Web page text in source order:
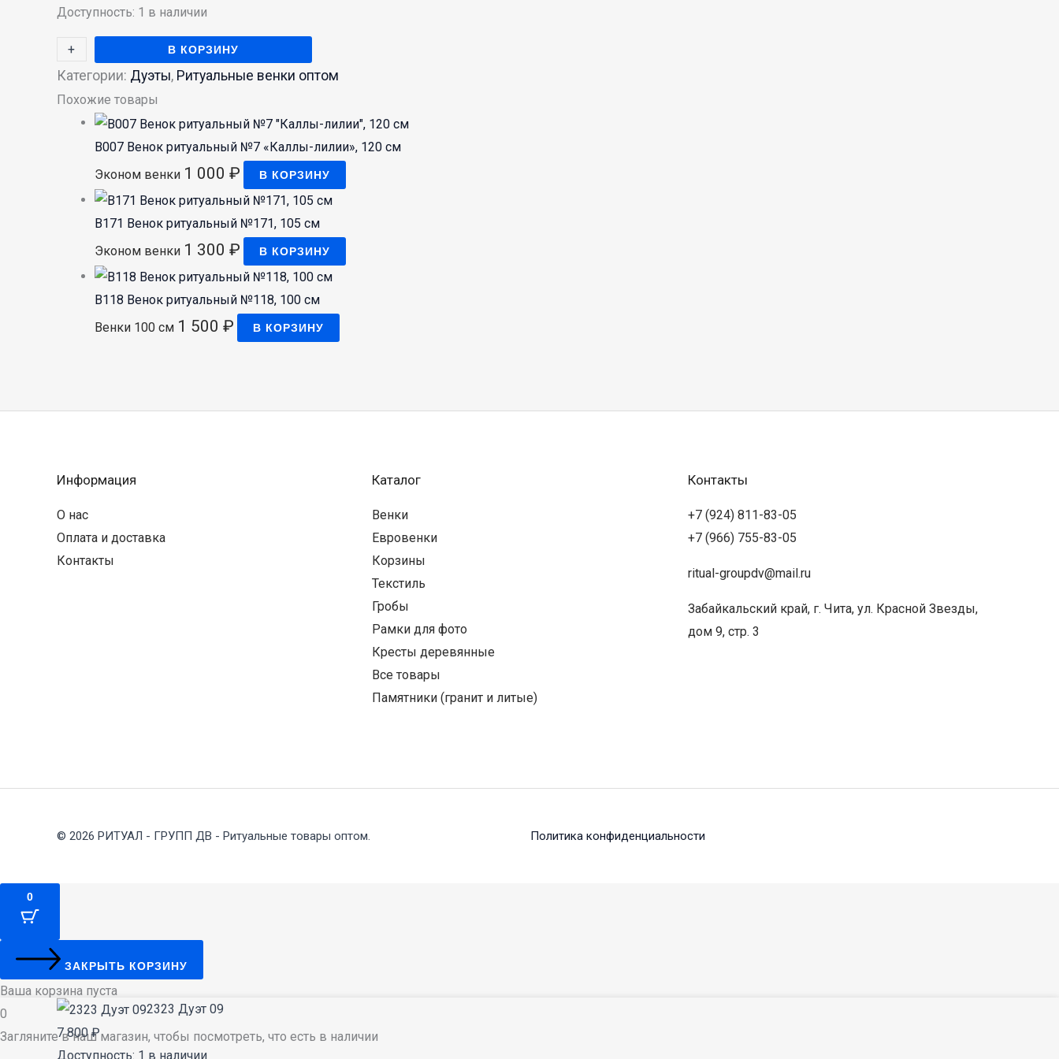
Доступность: 1 в наличии
-
+ В КОРЗИНУ
Категории: Дуэты, Ритуальные венки оптом
Похожие товары
В007 Венок ритуальный №7 «Каллы-лилии», 120 см
Эконом венки 1 000 ₽ В КОРЗИНУ
В171 Венок ритуальный №171, 105 см
Эконом венки 1 300 ₽ В КОРЗИНУ
В118 Венок ритуальный №118, 100 см
Венки 100 см 1 500 ₽ В КОРЗИНУ
Информация
О нас
Оплата и доставка
Контакты
Каталог
Венки
Евровенки
Корзины
Текстиль
Гробы
Рамки для фото
Кресты деревянные
Все товары
Памятники (гранит и литые)
Контакты
+7 (924) 811-83-05
+7 (966) 755-83-05
ritual-groupdv@mail.ru
Забайкальский край, г. Чита, ул. Красной Звезды,
дом 9, стр. 3
© 2026 РИТУАЛ - ГРУПП ДВ - Ритуальные товары оптом. Политика конфиденциальности
0
ЗАКРЫТЬ КОРЗИНУ
Ваша корзина пуста
0
Загляните в наш магазин, чтобы посмотреть, что есть в наличии
2323 Дуэт 09
7 800₽
Доступность: 1 в наличии
Количество
товара
2323